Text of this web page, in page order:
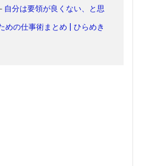
自分は要領が良くない、と思
めの仕事術まとめ | ひらめき